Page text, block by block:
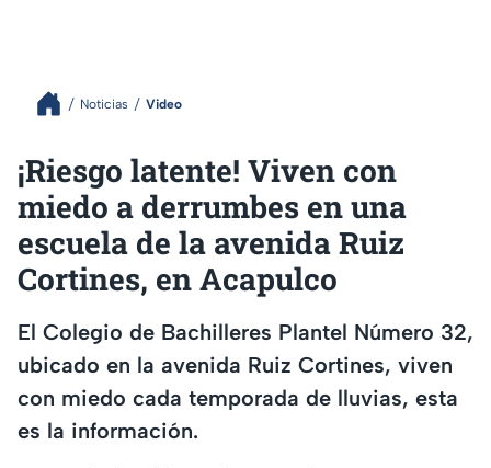
Noticias Video
¡Riesgo latente! Viven con
miedo a derrumbes en una
escuela de la avenida Ruiz
Cortines, en Acapulco
El Colegio de Bachilleres Plantel Número 32,
ubicado en la avenida Ruiz Cortines, viven
con miedo cada temporada de lluvias, esta
es la información.